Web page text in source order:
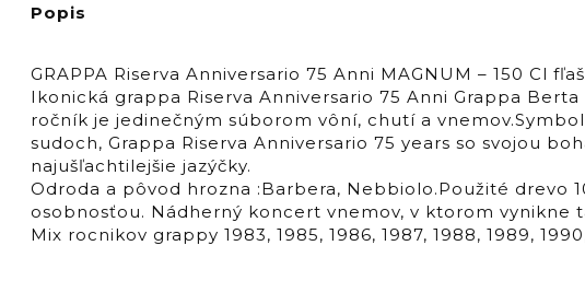
Anniversario
MAGNUM
43%,
wooden
case
Popis
GRAPPA Riserva Anniversario 75 Anni MAGNUM – 150 Cl
Ikonická grappa Riserva Anniversario 75 Anni Grappa
ročník je jedinečným súborom vôní, chutí a
sudoch, Grappa Riserva Anniversario 75 years so svojou
najušľachtilejšie jazýčky.
Odroda a pôvod hrozna :Barbera, Nebbiolo.Použité drevo
osobnosťou. Nádherný koncert vnemov, v ktorom vynikne
Mix rocnikov grappy 1983, 1985, 1986, 1987, 1988, 1989,